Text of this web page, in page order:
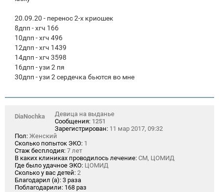
20.09.20 - перенос 2-х криошек
8дпп - хгч 166
10дпп - хгч 496
12дпп - хгч 1439
14дпп - хгч 3598
16дпп - узи 2 пя
30дпп - узи 2 сердечка бьются во мне
DiaNochka
Девица на выданье
Сообщения: 1251
Зарегистрирован: 11 мар 2017, 09:32
Пол: Женский
Сколько попыток ЭКО: 1
Стаж бесплодия: 7 лет
В каких клиниках проводилось лечение: СМ, ЦОМИД
Где было удачное ЭКО: ЦОМИД
Сколько у вас детей: 2
Благодарил (а): 3 раза
Поблагодарили: 168 раз